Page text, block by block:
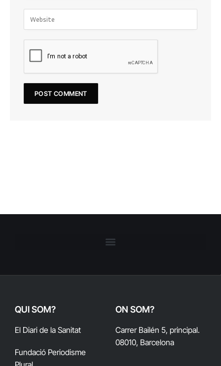
QUI SOM?
El Diari de la Sanitat
Fundació Periodisme
ON SOM?
Carrer Bailén 5, principal.
08010, Barcelona